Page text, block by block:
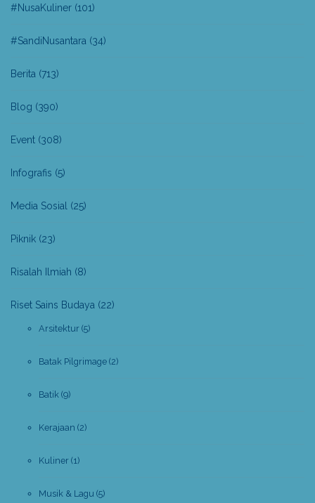
#NusaKuliner (101)
#SandiNusantara (34)
Berita (713)
Blog (390)
Event (308)
Infografis (5)
Media Sosial (25)
Piknik (23)
Risalah Ilmiah (8)
Riset Sains Budaya (22)
Arsitektur (5)
Batak Pilgrimage (2)
Batik (9)
Kerajaan (2)
Kuliner (1)
Musik & Lagu (5)